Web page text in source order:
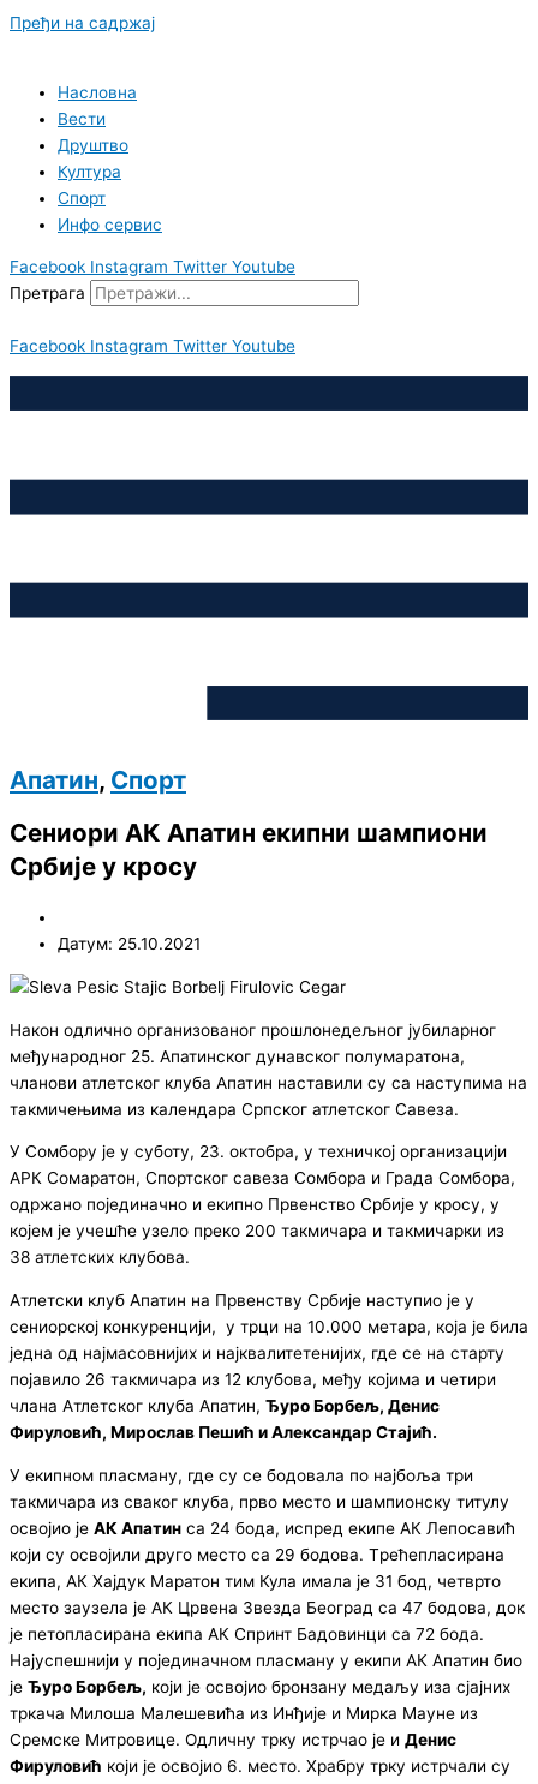
Пређи на садржај
Насловна
Вести
Друштво
Култура
Спорт
Инфо сервис
Facebook Instagram Twitter Youtube
Претрага
Facebook Instagram Twitter Youtube
Апатин, Спорт
Сениори АК Апатин екипни шампиони
Србије у кросу
Датум: 25.10.2021
Након одлично организованог прошлонедељног јубиларног
међународног 25. Апатинског дунавског полумаратона,
чланови атлетског клуба Апатин наставили су са наступима на
такмичењима из календара Српског атлетског Савеза.
У Сомбору је у суботу, 23. октобра, у техничкој организацији
АРК Сомаратон, Спортског савеза Сомбора и Града Сомбора,
одржано појединачно и екипно Првенство Србије у кросу, у
којем је учешће узело преко 200 такмичара и такмичарки из
38 атлетских клубова.
Атлетски клуб Апатин на Првенству Србије наступио је у
сениорској конкуренцији, у трци на 10.000 метара, која је била
једна од најмасовнијих и најквалитетенијих, где се на старту
појавило 26 такмичара из 12 клубова, међу којима и четири
члана Атлетског клуба Апатин, Ђуро Борбељ, Денис
Фируловић, Мирослав Пешић и Александар Стајић.
У екипном пласману, где су се бодовала по најбоља три
такмичара из сваког клуба, прво место и шампионску титулу
освојио је АК Апатин са 24 бода, испред екипе АК Лепосавић
који су освојили друго место са 29 бодова. Tрећепласирана
екипа, АК Хајдук Маратон тим Кула имала је 31 бод, четврто
место заузела је АК Црвена Звезда Београд са 47 бодова, док
је петопласирана екипа АК Спринт Бадовинци са 72 бода.
Најуспешнији у појединачном пласману у екипи АК Апатин био
је Ђуро Борбељ, који је освојио бронзану медаљу иза сјајних
тркача Милоша Малешевића из Инђије и Мирка Мауне из
Сремске Митровице. Одличну трку истрчао је и Денис
Фируловић који је освојио 6. место. Храбру трку истрчали су